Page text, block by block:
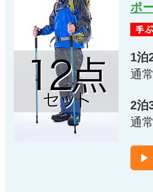
ポ
1泊
通
2泊
通